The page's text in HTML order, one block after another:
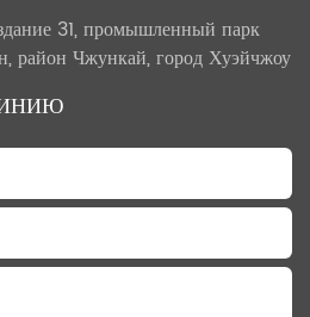
31, промышленный парк
район Чжункай, город Хуэйчжоу